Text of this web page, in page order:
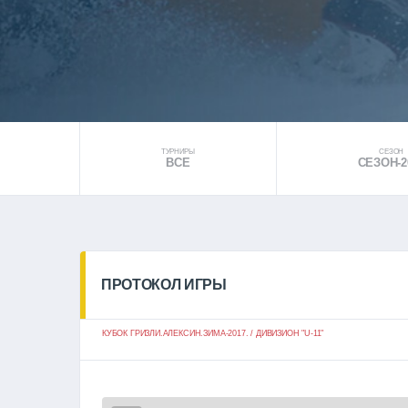
ТУРНИРЫ
ВСЕ
СЕЗОН
СЕЗОН-
ПРОТОКОЛ ИГРЫ
КУБОК ГРИЗЛИ.АЛЕКСИН.ЗИМА-2017. / ДИВИЗИОН "U-11"